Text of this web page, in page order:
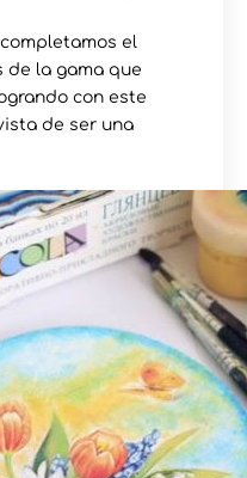
el
de la gama que
con este
de ser una